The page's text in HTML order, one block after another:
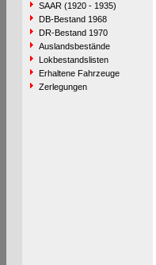
SAAR (1920 - 1935)
DB-Bestand 1968
DR-Bestand 1970
Auslandsbestände
Lokbestandslisten
Erhaltene Fahrzeuge
Zerlegungen